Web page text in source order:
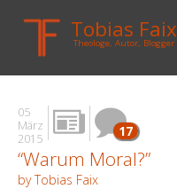
Tobias Faix
Theologe, Autor, Blogger
HOME
BLOG
BIOGRAPHIE
05
März
2015
17
“Warum Moral?”
by Tobias Faix